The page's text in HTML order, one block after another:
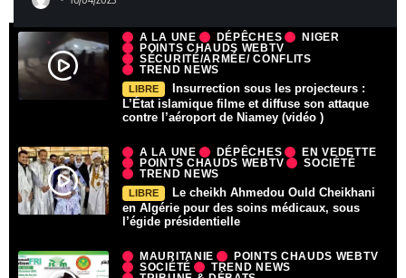
A LA UNE DÉPÊCHES
NIGER
POINTS CHAUDS WEBTV
SÉCURITÉ/ARMÉE/ CONFLITS
TREND NEWS
LIBRE
Insurrection sous les projecteurs :
L’État islamique filme et diffuse son attaque
contre l’aéroport de Niamey (vidéo )
A LA UNE DÉPÊCHES
EN VEDETTE
POINTS CHAUDS WEBTV
SOCIÉTÉ
TREND NEWS
LIBRE
Le cheikh Ahmedou Ould Cheikhani
en Algérie pour des soins médicaux, sous
l’égide présidentielle
MAURITANIE
POINTS CHAUDS WEBTV
SOCIÉTÉ
TREND NEWS